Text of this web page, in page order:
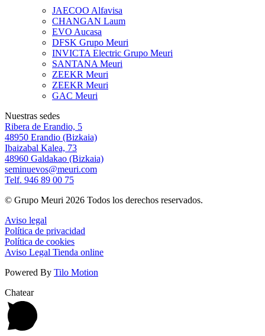
JAECOO Alfavisa
CHANGAN Laum
EVO Aucasa
DFSK Grupo Meuri
INVICTA Electric Grupo Meuri
SANTANA Meuri
ZEEKR Meuri
ZEEKR Meuri
GAC Meuri
Nuestras sedes
Ribera de Erandio, 5
48950 Erandio (Bizkaia)
Ibaizabal Kalea, 73
48960 Galdakao (Bizkaia)
seminuevos@meuri.com
Telf. 946 89 00 75
© Grupo Meuri 2026 Todos los derechos reservados.
Aviso legal
Política de privacidad
Política de cookies
Aviso Legal Tienda online
Powered By Tilo Motion
Chatear